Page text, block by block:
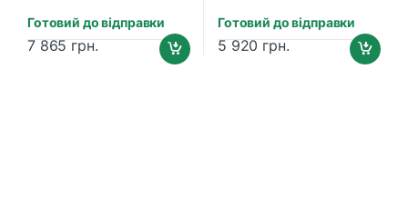
Готовий до відправки
7 865 грн.
Готовий до відправки
5 920 грн.